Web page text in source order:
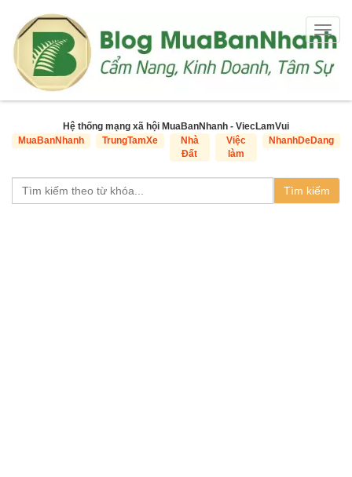
Hệ thống mạng xã hội MuaBanNhanh - ViecLamVui
MuaBanNhanh
TrungTamXe
Nhà
Đất
Việc
làm
NhanhDeDang
Tìm kiếm